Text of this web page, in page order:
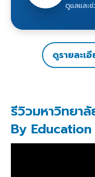
ดูแลและ
ดูรายละเ
รีวิวมหาวิทยา
By